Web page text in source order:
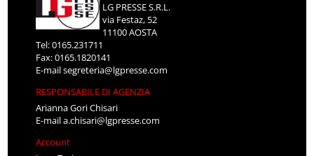
LG PRESSE S.R.L.
via Festaz, 52
11100 AOSTA
Tel: 0165.231711
Fax: 0165.1820141
E-mailsegreteria@lgpresse.com
RESPONSABILE DI AGENZIA
Arianna Gori Chisari
E-maila.chisari@lgpresse.com
Account